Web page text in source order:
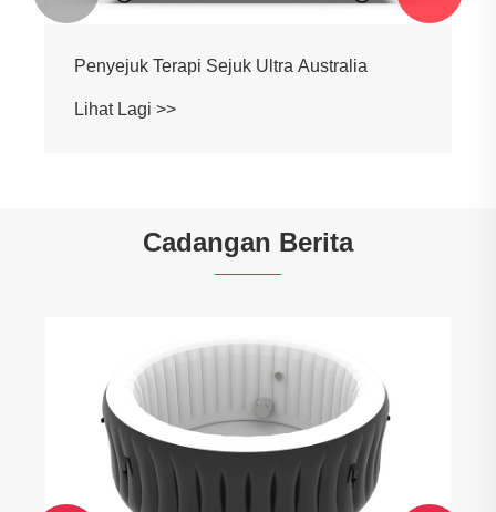
Penyejuk Mandian Ais Komersial khas
Cadangan Berita